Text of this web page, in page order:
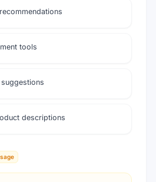
tools
descriptions